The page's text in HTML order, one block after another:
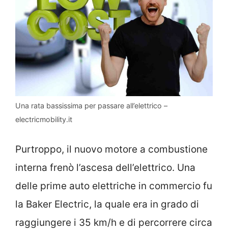
Una rata bassissima per passare all’elettrico –
electricmobility.it
Purtroppo, il nuovo motore a combustione
interna frenò l’ascesa dell’elettrico. Una
delle prime auto elettriche in commercio fu
la Baker Electric, la quale era in grado di
raggiungere i 35 km/h e di percorrere circa